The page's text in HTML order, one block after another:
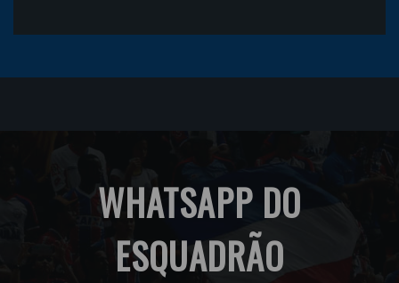
WHATSAPP DO
ESQUADRÃO